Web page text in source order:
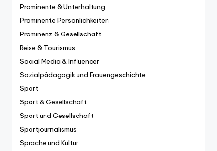
Prominente & Unterhaltung
Prominente Persönlichkeiten
Prominenz & Gesellschaft
Reise & Tourismus
Social Media & Influencer
Sozialpädagogik und Frauengeschichte
Sport
Sport & Gesellschaft
Sport und Gesellschaft
Sportjournalismus
Sprache und Kultur